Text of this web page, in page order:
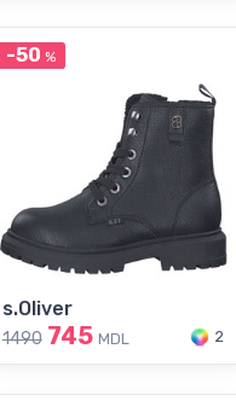
-50 %
s.Oliver
1490 745 MDL 2